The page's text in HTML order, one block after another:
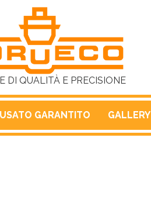
DI QUALITÀ E PRECISIONE
USATO GARANTITO GALLERY